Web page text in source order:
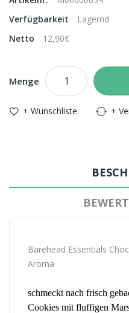
Verfügbarkeit
Lagernd
Netto
12,90€
Menge
+ Wunschliste +
Barehead Essentials
Aroma
schmeckt nach frisch
Cookies mit fluffigen